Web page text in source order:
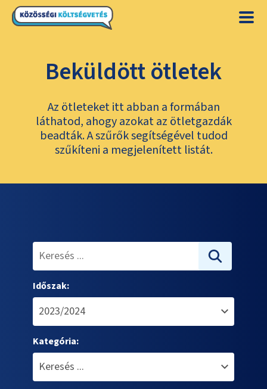
Beküldött ötletek
Az ötleteket itt abban a formában
láthatod, ahogy azokat az ötletgazdák
beadták. A szűrők segítségével tudod
szűkíteni a megjelenített listát.
Időszak:
Kategória: